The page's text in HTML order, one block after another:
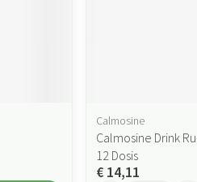
Calmosine
Calmosine Drink
12 Dosis
€ 14,11